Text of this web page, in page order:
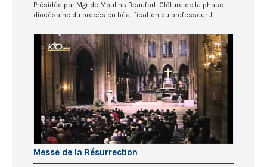
Présidée par Mgr de Moulins Beaufort. Clôture de la phase
diocésaine du procès en béatification du professeur J...
Messe de la Résurrection